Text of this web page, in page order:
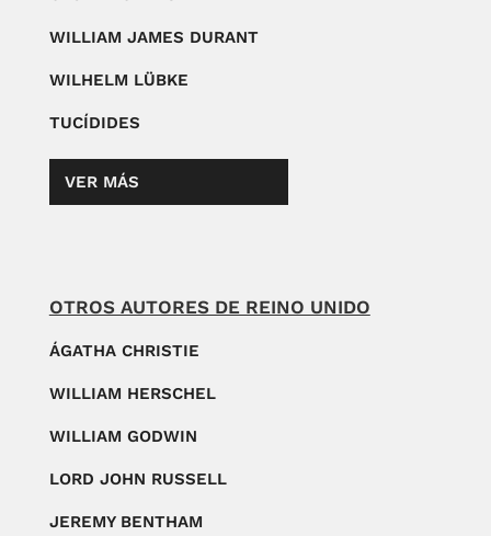
WILLIAM JAMES DURANT
WILHELM LÜBKE
TUCÍDIDES
VER MÁS
OTROS AUTORES DE REINO UNIDO
ÁGATHA CHRISTIE
WILLIAM HERSCHEL
WILLIAM GODWIN
LORD JOHN RUSSELL
JEREMY BENTHAM